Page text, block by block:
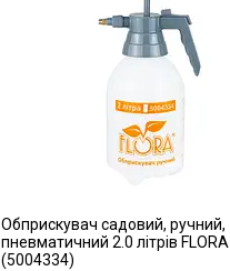
Обприскувач садовий, ручний,
пневматичний 2.0 літрів FLORA
(5004334)
5004324